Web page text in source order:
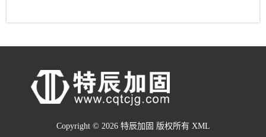
Copyright © 2026 特辰加固 版权所有 XML